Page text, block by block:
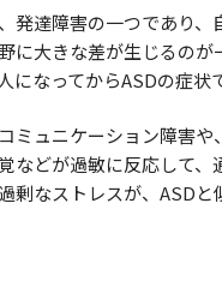
発達障害の一つであり
に大きな差が生じるの
になってからASDの症状
ミュニケーション障害や
などが過敏に反応して
剰なストレスが、ASDと